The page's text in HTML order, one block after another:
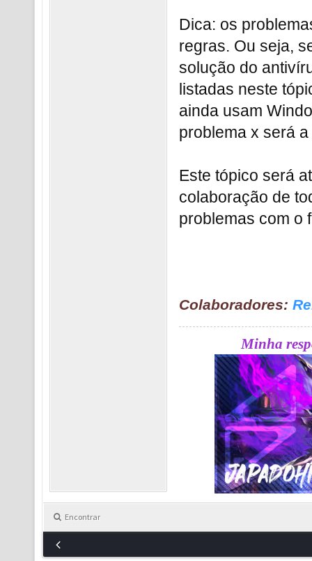
Dica: os
regras. Ou seja,
solução do
listadas neste
ainda usam
problema x será
Este tópico será
colaboração de
problemas com o
Colaboradores:
Minha
Encontrar